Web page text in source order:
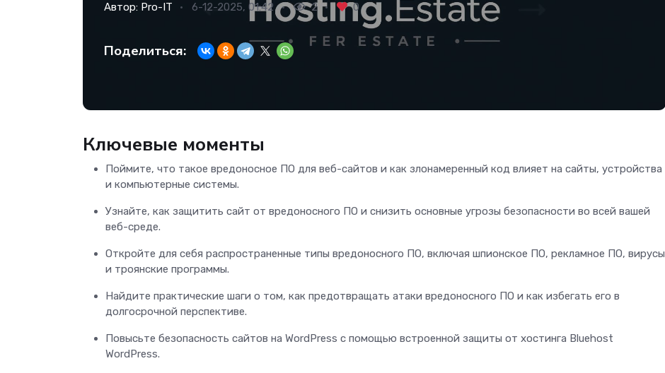
Автор: Pro-IT 6-12-2025, 01:42 2 0
Поделиться:
Ключевые моменты
Поймите, что такое вредоносное ПО для веб-сайтов и как злонамеренный код влияет на сайты, устройства
и компьютерные системы.
Узнайте, как защитить сайт от вредоносного ПО и снизить основные угрозы безопасности во всей вашей
веб-среде.
Откройте для себя распространенные типы вредоносного ПО, включая шпионское ПО, рекламное ПО, вирусы
и троянские программы.
Найдите практические шаги о том, как предотвращать атаки вредоносного ПО и как избегать его в
долгосрочной перспективе.
Повысьте безопасность сайтов на WordPress с помощью встроенной защиты от хостинга Bluehost
WordPress.